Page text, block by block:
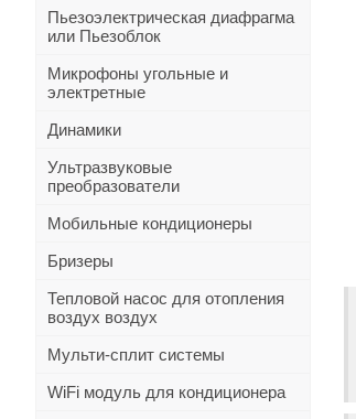
Пьезоэлектрическая диафрагма
или Пьезоблок
Микрофоны угольные и
электретные
Динамики
Ультразвуковые
преобразователи
Мобильные кондиционеры
Бризеры
Тепловой насос для отопления
воздух воздух
Мульти-сплит системы
WiFi модуль для кондиционера